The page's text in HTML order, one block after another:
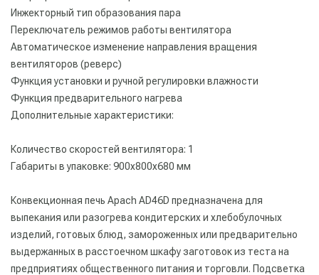
Инжекторный тип образования пара
Переключатель режимов работы вентилятора
Автоматическое изменение направления вращения
вентиляторов (реверс)
Функция установки и ручной регулировки влажности
Функция предварительного нагрева
Дополнительные характеристики:
Количество скоростей вентилятора: 1
Габариты в упаковке: 900х800х680 мм
Конвекционная печь Apach AD46D предназначена для
выпекания или разогрева кондитерских и хлебобулочных
изделий, готовых блюд, замороженных или предварительно
выдержанных в расстоечном шкафу заготовок из теста на
предприятиях общественного питания и торговли. Подсветка